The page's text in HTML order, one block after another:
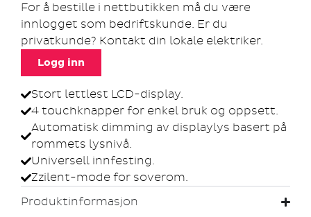
For å bestille i nettbutikken må du være
innlogget som bedriftskunde. Er du
privatkunde? Kontakt din lokale elektriker.
Logg inn
Stort lettlest LCD-display.
4 touchknapper for enkel bruk og oppsett.
Automatisk dimming av displaylys basert på
rommets lysnivå.
Universell innfesting.
Zzilent-mode for soverom.
Produktinformasjon